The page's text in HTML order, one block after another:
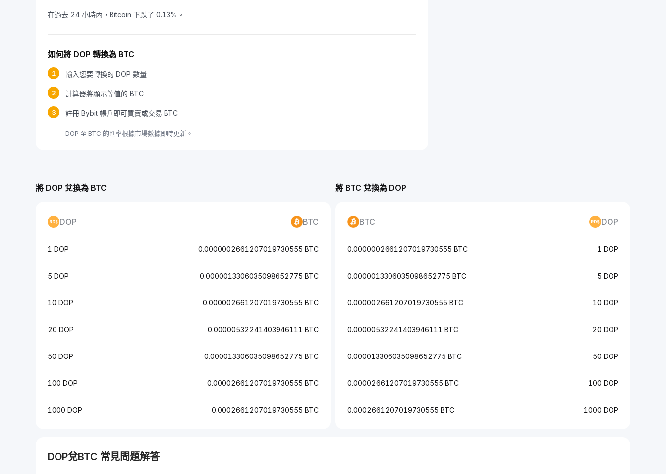
在過去 24 小時內，Bitcoin 下跌了 0.13%。
如何將 DOP 轉換為 BTC
1 輸入您要轉換的 DOP 數量
2 計算器將顯示等值的 BTC
3 註冊 Bybit 帳戶即可買賣或交易 BTC
DOP 至 BTC 的匯率根據市場數據即時更新。
將 BTC 兌換為 DOP
BTC DOP
0.0000002661207019730555 BTC 1 DOP
0.0000013306035098652775 BTC 5 DOP
0.000002661207019730555 BTC 10 DOP
0.00000532241403946111 BTC 20 DOP
0.000013306035098652775 BTC 50 DOP
0.00002661207019730555 BTC 100 DOP
0.0002661207019730555 BTC 1000 DOP
將 DOP 兌換為 BTC
DOP BTC
1 DOP 0.0000002661207019730555 BTC
5 DOP 0.0000013306035098652775 BTC
10 DOP 0.000002661207019730555 BTC
20 DOP 0.00000532241403946111 BTC
50 DOP 0.000013306035098652775 BTC
100 DOP 0.00002661207019730555 BTC
1000 DOP 0.0002661207019730555 BTC
DOP兌BTC 常見問題解答